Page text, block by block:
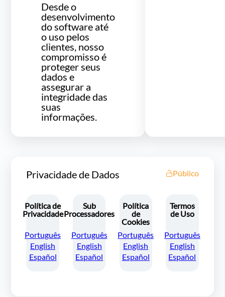
Desde o
desenvolvimento
do software até
o uso pelos
clientes, nosso
compromisso é
proteger seus
dados e
assegurar a
integridade das
suas
informações.
Privacidade de Dados Público
Política de
Privacidade
Português
English
Español
Sub
Processadores
Português
English
Español
Política
de
Cookies
Português
English
Español
Termos
de Uso
Português
English
Español